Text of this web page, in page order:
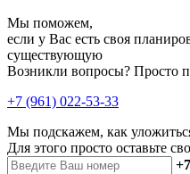
Мы поможем,
если у Вас есть своя
существующую
Возникли вопросы? Просто
+7 (961) 022-53-33
Мы подскажем, как
Для этого просто оставьте